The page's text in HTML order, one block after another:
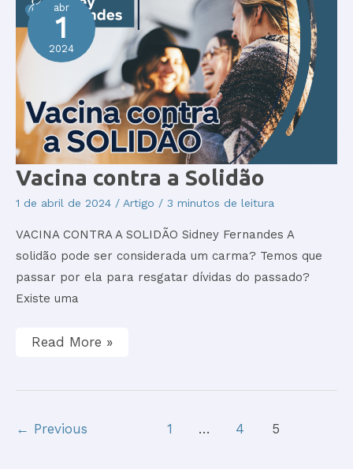
abr
1
2024
Vacina contra a Solidão
1 de abril de 2024 / Artigo / 3 minutos de leitura
VACINA CONTRA A SOLIDÃO Sidney Fernandes A
solidão pode ser considerada um carma? Temos que
passar por ela para resgatar dívidas do passado?
Existe uma
Vacina
contra
Solidão
Read More »
← Previous 1 … 4 5